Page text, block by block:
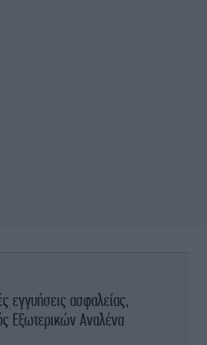
εγγυήσεις ασφαλείας,
Εξωτερικών Αναλένα